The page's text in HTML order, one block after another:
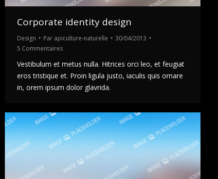
Corporate identity design
Design Par apiculture-naturelle
30/04/2013
5 Commentaires
Vestibulum et metus nulla. Hitrices orci leo, et feugiat
eros tristique et. Proin ligula justo, iaculis quis ornare
in, orem ipsum dolor glavrida.